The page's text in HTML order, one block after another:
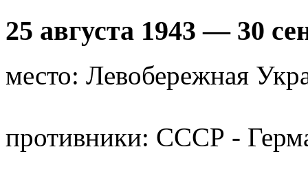
25 августа 1943 — 30
место: Левобережная
противники: СССР -